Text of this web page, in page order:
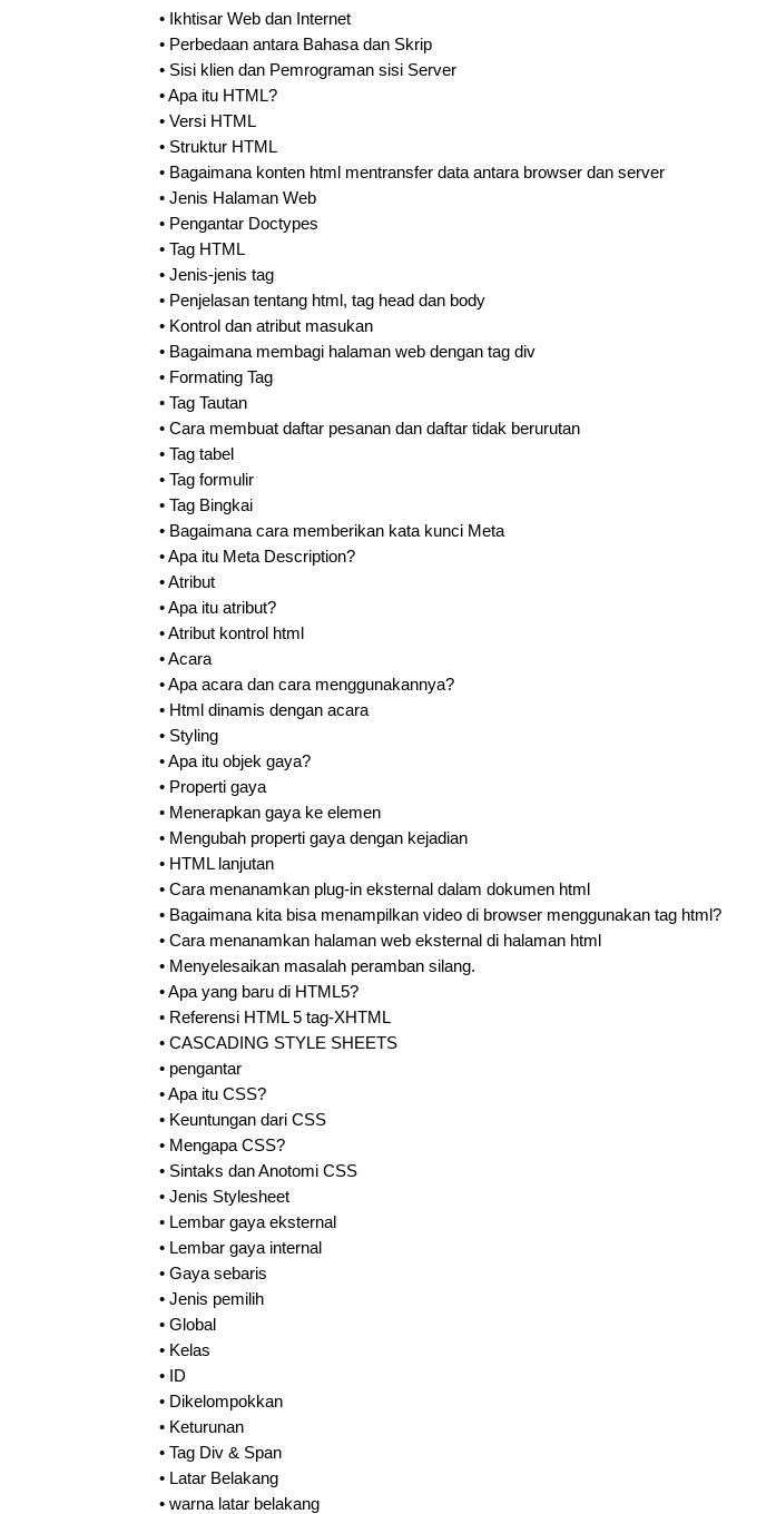
• Ikhtisar Web dan Internet
• Perbedaan antara Bahasa dan Skrip
• Sisi klien dan Pemrograman sisi Server
•Apa itu HTML?
• Versi HTML
• Struktur HTML
• Bagaimana konten html mentransfer data antara browser dan server
• Jenis Halaman Web
• Pengantar Doctypes
• Tag HTML
• Jenis-jenis tag
• Penjelasan tentang html, tag head dan body
• Kontrol dan atribut masukan
• Bagaimana membagi halaman web dengan tag div
• Formating Tag
• Tag Tautan
• Cara membuat daftar pesanan dan daftar tidak berurutan
• Tag tabel
• Tag formulir
• Tag Bingkai
• Bagaimana cara memberikan kata kunci Meta
•Apa itu Meta Description?
•Atribut
•Apa itu atribut?
•Atribut kontrol html
•Acara
•Apa acara dan cara menggunakannya?
• Html dinamis dengan acara
• Styling
•Apa itu objek gaya?
• Properti gaya
• Menerapkan gaya ke elemen
• Mengubah properti gaya dengan kejadian
• HTML lanjutan
• Cara menanamkan plug-in eksternal dalam dokumen html
• Bagaimana kita bisa menampilkan video di browser menggunakan tag html?
• Cara menanamkan halaman web eksternal di halaman html
• Menyelesaikan masalah peramban silang.
•Apa yang baru di HTML5?
• Referensi HTML 5 tag-XHTML
• CASCADING STYLE SHEETS
• pengantar
•Apa itu CSS?
• Keuntungan dari CSS
• Mengapa CSS?
• Sintaks dan Anotomi CSS
• Jenis Stylesheet
• Lembar gaya eksternal
• Lembar gaya internal
• Gaya sebaris
• Jenis pemilih
• Global
• Kelas
• ID
• Dikelompokkan
• Keturunan
• Tag Div & Span
• Latar Belakang
• warna latar belakang